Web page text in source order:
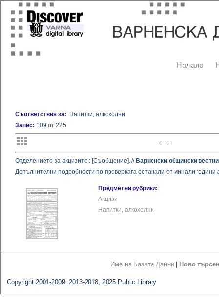
Начало
Съответствия за: Напитки, алкохолни
Запис: 109 от 225
Отдeлението за акцизите : [Съобщение]. // Варненски общински
Допълнителни подробности по проверката ос­танали от минали
Предметни рубрики:
Акцизи
Напитки, алкохолни
Име на Базата Данни Ново
Copyright 2001-2009, 2013-2018, 2025 Public Library